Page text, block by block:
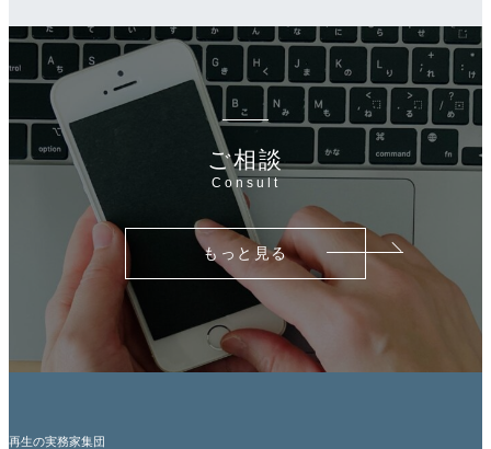
ご相談
Consult
もっと見る
再生の実務家集団